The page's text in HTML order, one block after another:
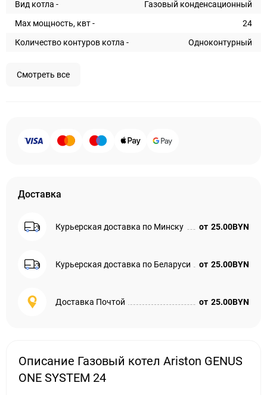
Вид котла -
Газовый конденсационный
Max мощность, квт -
24
Количество контуров котла -
Одноконтурный
Смотреть все
Доставка
Курьерская доставка по Минску от 25.00BYN
Курьерская доставка по Беларуси от 25.00BYN
Доставка Почтой от 25.00BYN
Описание Газовый котел Ariston GENUS
ONE SYSTEM 24